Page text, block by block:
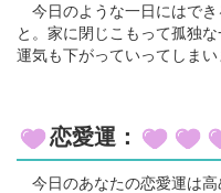
今日のような一日にはでき
と。家に閉じこもって孤独
運気も下がっていってしまい
恋愛運：
今日のあなたの恋愛運は高